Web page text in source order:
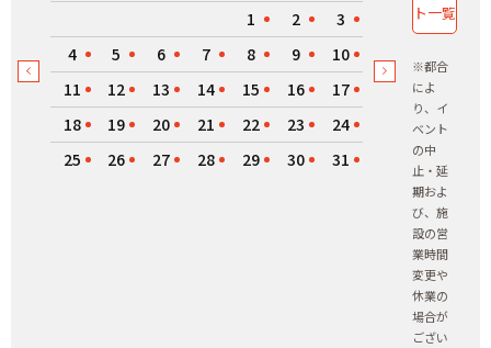
1 2
3
4
5 6 7 8 9
10
11
12 13 14 15 16
17
18
19 20 21 22 23
24
25
26 27 28 29 30 31
ト一覧
※都合
によ
り、イ
ベント
の中
止・延
期およ
び、施
設の営
業時間
変更や
休業の
場合が
ござい